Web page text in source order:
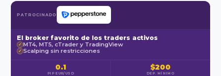
PATROCINADO
El broker favorito de los traders activos
✓ MT4, MT5, cTrader y TradingView
✓ Scalping sin restricciones
0.1
PIP EUR/USD
$200
DEP. MÍNIMO